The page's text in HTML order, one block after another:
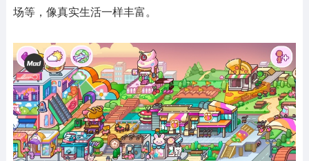
场等，像真实生活一样丰富。